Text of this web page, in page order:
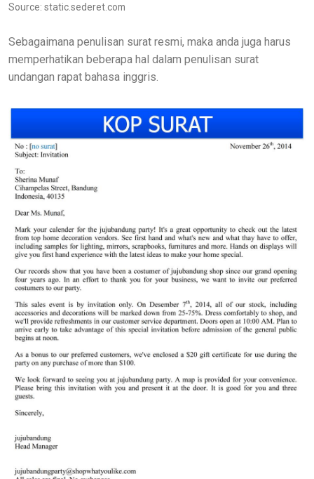
Source: static.sederet.com
Sebagaimana penulisan surat resmi, maka anda juga harus
memperhatikan beberapa hal dalam penulisan surat
undangan rapat bahasa inggris.